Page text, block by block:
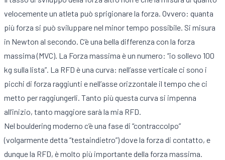
velocemente un atleta può sprigionare la forza. Ovvero: quanta
più forza si può sviluppare nel minor tempo possibile. Si misura
in Newton al secondo. C’è una bella differenza con la forza
massima (MVC). La Forza massima è un numero: “io sollevo 100
kg sulla lista”. La RFD è una curva: nell’asse verticale ci sono i
picchi di forza raggiunti e nell’asse orizzontale il tempo che ci
metto per raggiungerli. Tanto più questa curva si impenna
all’inizio, tanto maggiore sarà la mia RFD.
Nel bouldering moderno c’è una fase di “contraccolpo”
(volgarmente detta “testaindietro”) dove la forza di contatto, e
dunque la RFD, è molto più importante della forza massima.